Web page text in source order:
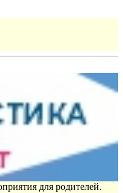
для родителей.